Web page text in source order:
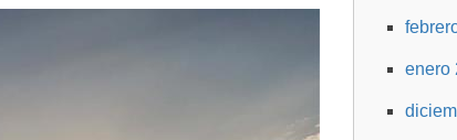
enero